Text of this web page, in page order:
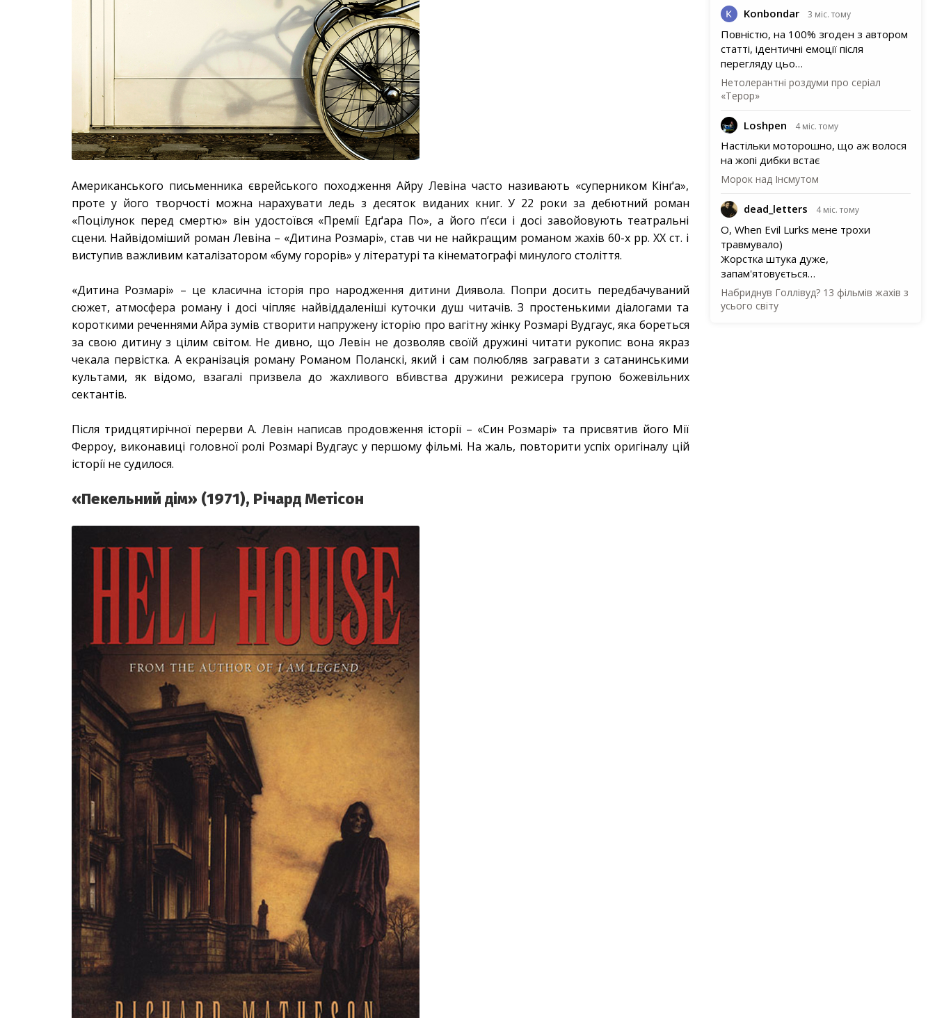
Американського письменника єврейського походження Айру Левіна часто називають «суперником Кінґа»,
проте у його творчості можна нарахувати ледь з десяток виданих книг. У 22 роки за дебютний роман
«Поцілунок перед смертю» він удостоївся «Премії Едґара По», а його п’єси і досі завойовують театральні
сцени. Найвідоміший роман Левіна – «Дитина Розмарі», став чи не найкращим романом жахів 60-х рр. ХХ ст. і
виступив важливим каталізатором «буму горорів» у літературі та кінематографі минулого століття.
«Дитина Розмарі» – це класична історія про народження дитини Диявола. Попри досить передбачуваний
сюжет, атмосфера роману і досі чіпляє найвіддаленіші куточки душ читачів. З простенькими діалогами та
короткими реченнями Айра зумів створити напружену історію про вагітну жінку Розмарі Вудгаус, яка бореться
за свою дитину з цілим світом. Не дивно, що Левін не дозволяв своїй дружині читати рукопис: вона якраз
чекала первістка. А екранізація роману Романом Поланскі, який і сам полюбляв загравати з сатанинськими
культами, як відомо, взагалі призвела до жахливого вбивства дружини режисера групою божевільних
сектантів.
Після тридцятирічної перерви А. Левін написав продовження історії – «Син Розмарі» та присвятив його Мії
Ферроу, виконавиці головної ролі Розмарі Вудгаус у першому фільмі. На жаль, повторити успіх оригіналу цій
історії не судилося.
«Пекельний дім» (1971), Річард Метісон
Konbondar 3 міс. тому
Повністю, на 100% згоден з автором
статті, ідентичні емоції після
перегляду цьо…
Нетолерантні роздуми про серіал
«Терор»
Loshpen 4 міс. тому
Настільки моторошно, що аж волося
на жопі дибки встає
Морок над Інсмутом
dead_letters 4 міс. тому
О, When Evil Lurks мене трохи
травмувало)
Жорстка штука дуже,
запам'ятовується…
Набриднув Голлівуд? 13 фільмів жахів з
усього світу